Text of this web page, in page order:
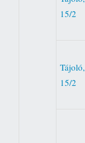
15/2
Tájoló,
15/2